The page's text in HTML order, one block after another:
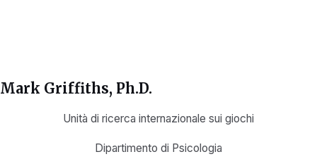
Mark Griffiths, Ph.D.
Unità di ricerca internazionale sui giochi
Dipartimento di Psicologia